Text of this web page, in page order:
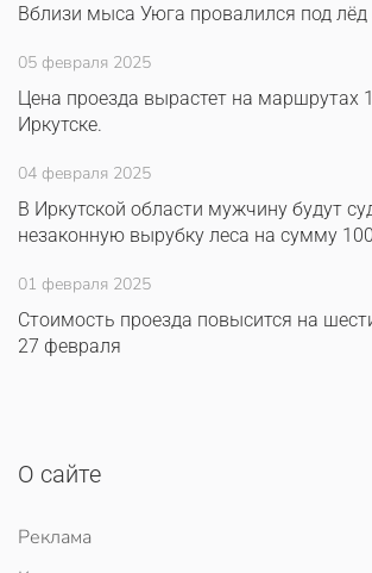
Вблизи мыса Уюга провалился под
05 февраля 2025
Цена проезда вырастет на маршрутах
Иркутске.
04 февраля 2025
В Иркутской области мужчину будут
незаконную вырубку леса на сумму
01 февраля 2025
Стоимость проезда повысится на
27 февраля
О сайте
Реклама